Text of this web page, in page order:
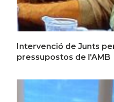
Intervenció de Junts
pressupostos de l'AMB